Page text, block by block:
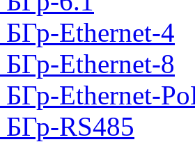
БГр-Ethernet-4
БГр-Ethernet-8
БГр-Ethernet-
БГр-RS485